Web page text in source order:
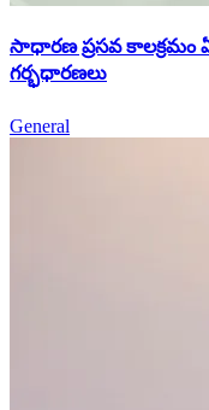
సాధారణ ప్రసవ కాలక్రమం
గర్భధారణలు
General